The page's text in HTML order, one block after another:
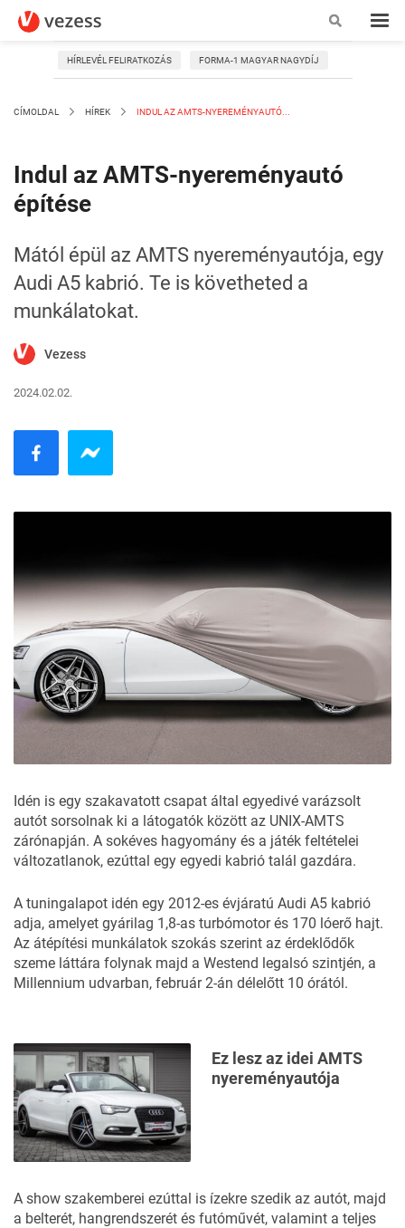
HÍRLEVÉL FELIRATKOZÁS FORMA-1 MAGYAR NAGYDÍJ
CÍMOLDAL HÍREK INDUL AZ AMTS-NYEREMÉNYAUTÓ...
Indul az AMTS-nyereményautó
építése
Mától épül az AMTS nyereményautója, egy
Audi A5 kabrió. Te is követheted a
munkálatokat.
Vezess
2024.02.02.
Idén is egy szakavatott csapat által egyedivé varázsolt
autót sorsolnak ki a látogatók között az UNIX-AMTS
zárónapján. A sokéves hagyomány és a játék feltételei
változatlanok, ezúttal egy egyedi kabrió talál gazdára.
A tuningalapot idén egy 2012-es évjáratú Audi A5 kabrió
adja, amelyet gyárilag 1,8-as turbómotor és 170 lóerő hajt.
Az átépítési munkálatok szokás szerint az érdeklődők
szeme láttára folynak majd a Westend legalsó szintjén, a
Millennium udvarban, február 2-án délelőtt 10 órától.
Ez lesz az idei AMTS
nyereményautója
A show szakemberei ezúttal is ízekre szedik az autót, majd
a belterét, hangrendszerét és futóművét, valamint a teljes